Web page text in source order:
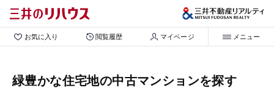
お気に入り 閲覧履歴 マイページ メニュー
緑豊かな住宅地の中古マンションを探す